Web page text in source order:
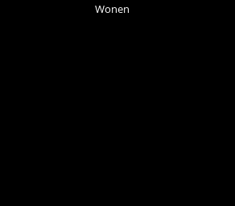
Wonen